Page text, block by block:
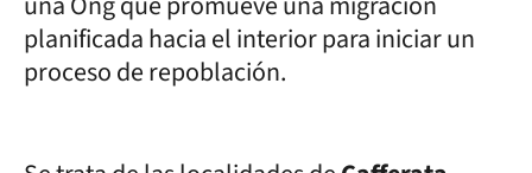
planificada hacia el interior para iniciar un
proceso de repoblación.